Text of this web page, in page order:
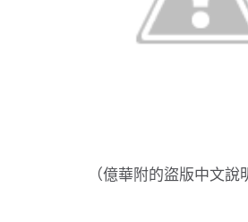
（億華附的盜版中文說